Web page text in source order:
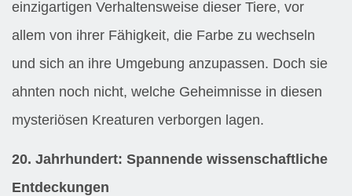
einzigartigen Verhaltensweise dieser Tiere, vor
allem von ihrer Fähigkeit, die Farbe zu wechseln
und sich an ihre Umgebung anzupassen. Doch sie
ahnten noch nicht, welche Geheimnisse in diesen
mysteriösen Kreaturen verborgen lagen.
20. Jahrhundert: Spannende wissenschaftliche
Entdeckungen